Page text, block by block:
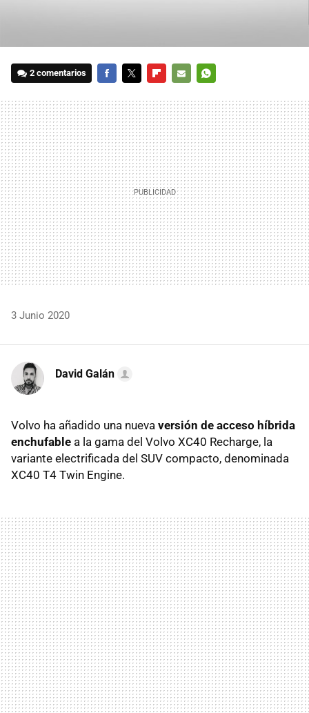
2 comentarios
MAIL
3 Junio 2020
David Galán
Volvo ha añadido una nueva versión de acceso híbrida
enchufable a la gama del Volvo XC40 Recharge, la
variante electrificada del SUV compacto, denominada
XC40 T4 Twin Engine.